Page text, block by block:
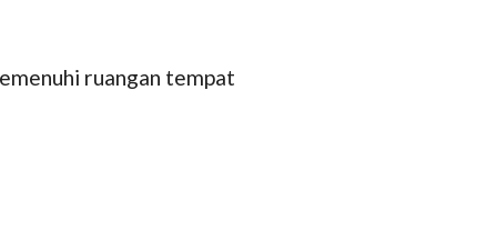
ruangan tempat